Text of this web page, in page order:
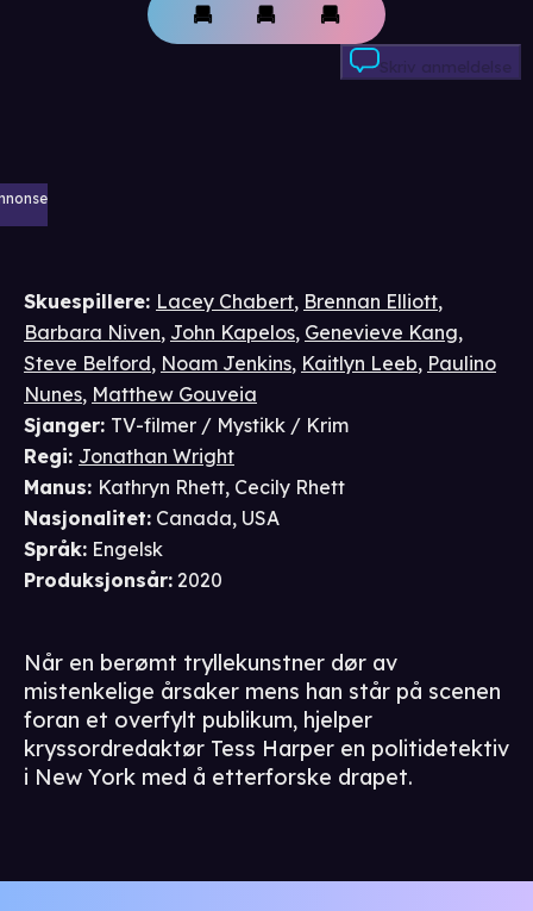
Skriv anmeldelse
Skuespillere: Lacey Chabert, Brennan Elliott,
Barbara Niven, John Kapelos, Genevieve Kang,
Steve Belford, Noam Jenkins, Kaitlyn Leeb, Paulino
Nunes, Matthew Gouveia
Sjanger: TV-filmer / Mystikk / Krim
Regi: Jonathan Wright
Manus: Kathryn Rhett, Cecily Rhett
Nasjonalitet: Canada, USA
Språk: Engelsk
Produksjonsår: 2020
Når en berømt tryllekunstner dør av
mistenkelige årsaker mens han står på scenen
foran et overfylt publikum, hjelper
kryssordredaktør Tess Harper en politidetektiv
i New York med å etterforske drapet.